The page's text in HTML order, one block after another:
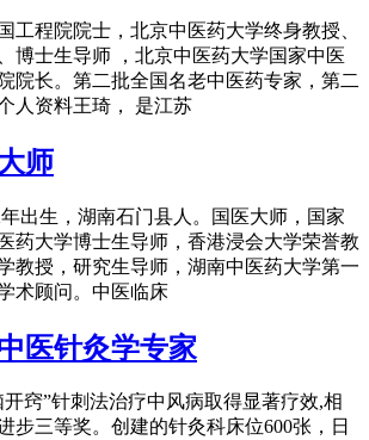
工程院院士，北京中医药大学终身教授、
博士生导师 ，北京中医药大学国家中医
院长。第二批全国名老中医药专家，第二
人资料王琦， 是江苏
师
出生，湖南石门县人。国医大师，国家
药大学博士生导师，香港浸会大学荣誉教
教授，研究生导师，湖南中医药大学第一
术顾问。中医临床
医针灸学专家
窍”针刺法治疗中风病取得显著疗效,相
步三等奖。创建的针灸科床位600张，日